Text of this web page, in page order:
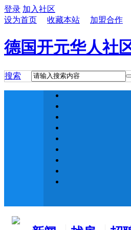
登录 加入社区
设为首页
收藏本站 加盟合作
德国开元华人社
搜索